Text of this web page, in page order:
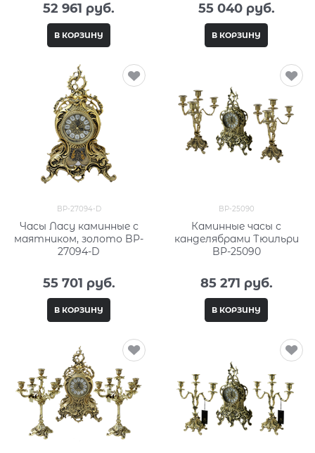
52 961 руб.
В КОРЗИНУ
55 040 руб.
В КОРЗИНУ
BP-27094-D
Часы Ласу каминные с
маятником, золото BP-
27094-D
55 701 руб.
В КОРЗИНУ
BP-25090
Каминные часы с
канделябрами Тюильри
BP-25090
85 271 руб.
В КОРЗИНУ